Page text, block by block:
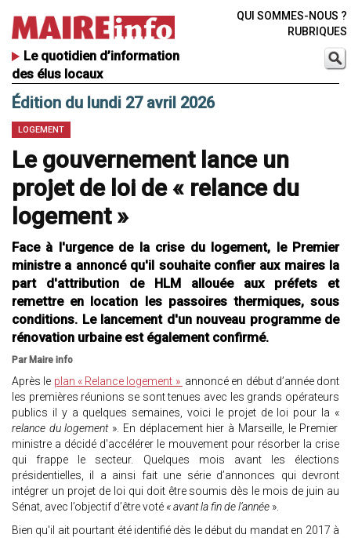
Le quotidien d’information
des élus locaux
QUI SOMMES-NOUS ?
RUBRIQUES
Édition du lundi 27 avril 2026
LOGEMENT
Le gouvernement lance un
projet de loi de « relance du
logement »
Face à l'urgence de la crise du logement, le Premier
ministre a annoncé qu'il souhaite confier aux maires la
part d'attribution de HLM allouée aux préfets et
remettre en location les passoires thermiques, sous
conditions. Le lancement d'un nouveau programme de
rénovation urbaine est également confirmé.
Par Maire info
Après le plan « Relance logement » annoncé en début d’année dont
les premières réunions se sont tenues avec les grands opérateurs
publics il y a quelques semaines, voici le projet de loi pour la «
relance du logement». En déplacement hier à Marseille, le Premier
ministre a décidé d'accélérer le mouvement pour résorber la crise
qui frappe le secteur. Quelques mois avant les élections
présidentielles, il a ainsi fait une série d’annonces qui devront
intégrer un projet de loi qui doit être soumis dès le mois de juin au
Sénat, avec l’objectif d’être voté « avant la fin de l’année ».
Bien qu'il ait pourtant été identifié dès le début du mandat en 2017 à